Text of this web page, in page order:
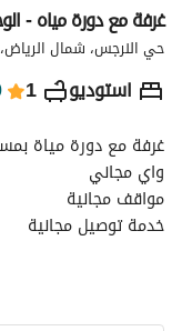
غرفة مع دورة مياه -
حي النرجس، شمال
استوديو 1 ⃁
481 ليلة
التفاصيل
غرفة مع دورة مياة
واي مجاني
مواقف مجانية
خدمة توصيل مجانية